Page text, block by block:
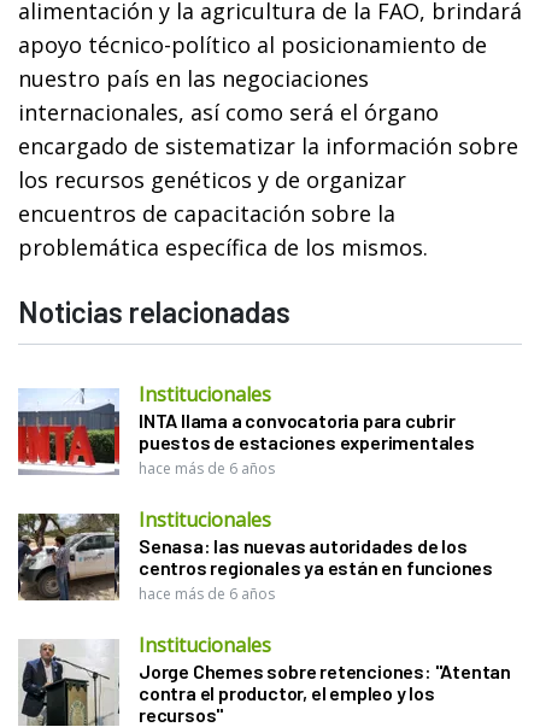
alimentación y la agricultura de la FAO, brindará
apoyo técnico-político al posicionamiento de
nuestro país en las negociaciones
internacionales, así como será el órgano
encargado de sistematizar la información sobre
los recursos genéticos y de organizar
encuentros de capacitación sobre la
problemática específica de los mismos.
Noticias relacionadas
Institucionales
INTA llama a convocatoria para cubrir
puestos de estaciones experimentales
hace más de 6 años
Institucionales
Senasa: las nuevas autoridades de los
centros regionales ya están en funciones
hace más de 6 años
Institucionales
Jorge Chemes sobre retenciones: "Atentan
contra el productor, el empleo y los
recursos"